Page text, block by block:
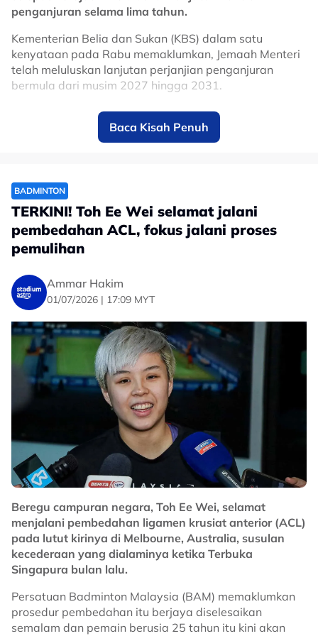
penganjuran selama lima tahun.
Kementerian Belia dan Sukan (KBS) dalam satu
kenyataan pada Rabu memaklumkan, Jemaah Menteri
telah meluluskan lanjutan perjanjian penganjuran
bermula dari musim 2027 hingga 2031.
Keputusan itu memastikan Malaysia terus kekal dalam
kalendar MotoGP, sekali gus mengukuhkan kedudukan
Sepang sebagai antara litar ikonik dalam kejuaraan
Litar Antarabangsa Sepang mula menjadi tuan rumah
MotoGP pada 1999 dan hanya terlepas menganjurkan
perlumbaan pada musim 2020 serta 2021 susulan
pandemik COVID-19.
Sepanjang lebih dua dekad penganjurannya, Grand
Prix Malaysia berjaya menarik kehadiran ratusan ribu
peminat dari dalam dan luar negara, selain memberi
impak positif kepada sektor pelancongan, ekonomi dan
pembangunan industri sukan permotoran tempatan.
Bagaimanapun, KBS tidak mendedahkan jumlah kos
yang akan ditanggung kerajaan bagi menganjurkan
perlumbaan tersebut di bawah perjanjian baharu.
Sebelum ini, beberapa pegawai memaklumkan
bahawa yuran penganjuran MotoGP meningkat antara
10 hingga 15 peratus selepas kontrak terdahulu
diperbaharui pada 2024.
Lanjutan kontrak sehingga 2031 dijangka memberi
memperkukuhkan reputasi negara sebagai destinasi
utama sukan permotoran dunia, selain terus
merancakkan ekonomi menerusi kemasukan pelancong
dan penganjuran acara bertaraf antarabangsa di Litar
Antarabangsa Sepang.
No node context available.
Related Topics
Baca Kisah Penuh
BADMINTON
TERKINI! Toh Ee Wei selamat jalani
pembedahan ACL, fokus jalani proses
pemulihan
Ammar Hakim
01/07/2026 | 17:09 MYT
Beregu campuran negara, Toh Ee Wei, selamat
menjalani pembedahan ligamen krusiat anterior (ACL)
pada lutut kirinya di Melbourne, Australia, susulan
kecederaan yang dialaminya ketika Terbuka
Singapura bulan lalu.
Persatuan Badminton Malaysia (BAM) memaklumkan
prosedur pembedahan itu berjaya diselesaikan
semalam dan pemain berusia 25 tahun itu kini akan